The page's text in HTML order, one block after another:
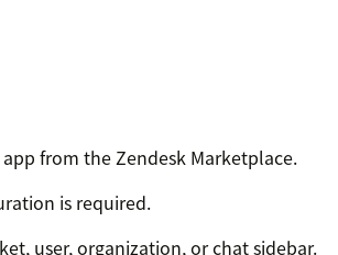
from the Zendesk Marketplace.
is required.
user, organization, or chat sidebar.